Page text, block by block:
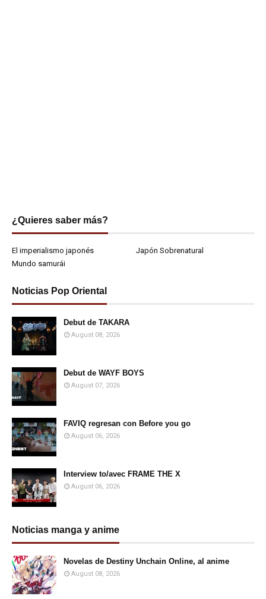
¿Quieres saber más?
El imperialismo japonés
Japón Sobrenatural
Mundo samurái
Noticias Pop Oriental
Debut de TAKARA
August 08, 2026
Debut de WAYF BOYS
August 07, 2026
FAVIQ regresan con Before you go
August 06, 2026
Interview to/avec FRAME THE X
August 06, 2026
Noticias manga y anime
Novelas de Destiny Unchain Online, al anime
August 08, 2026